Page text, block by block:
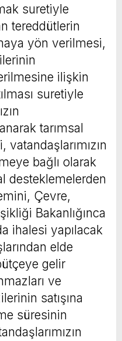
suretiyle
tereddütlerin
yön verilmesi,
ilişkin
suretiyle
tarımsal
bağlı olarak
desteklemelerden
Çevre,
Bakanlığınca
ihalesi yapılacak
elde
gelir
ve
satışına
süresinin